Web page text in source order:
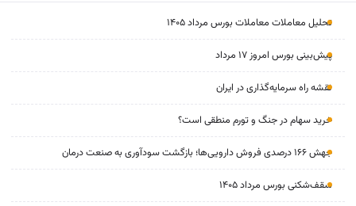
تحلیل معاملات معاملات بورس مرداد ۱۴۰۵
پیش‌بینی بورس امروز ۱۷ مرداد
نقشه راه سرمایه‌گذاری در ایران
خرید سهام در جنگ و تورم منطقی است؟
جهش ۱۶۶ درصدی فروش دارویی‌ها؛ بازگشت سودآوری به صنعت درمان
سقف‌شکنی بورس مرداد ۱۴۰۵